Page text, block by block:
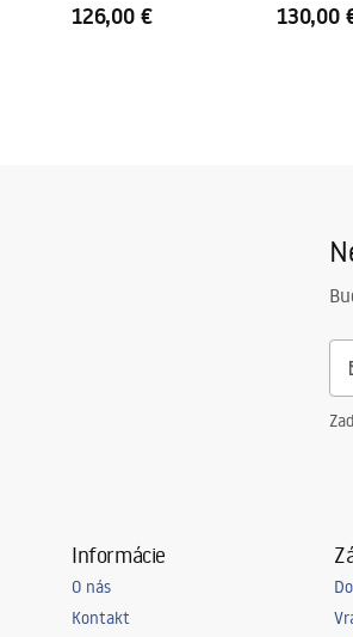
126,00 € 130,00
Informácie
O nás
Kontakt